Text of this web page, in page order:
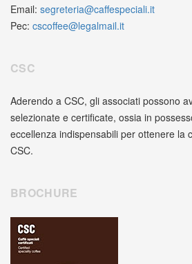
Email: segreteria@caffespeciali.it
Pec: cscoffee@legalmail.it
CSC
Aderendo a CSC, gli associati possono
selezionate e certificate, ossia in
eccellenza indispensabili per ottenere la
CSC.
BROCHURE